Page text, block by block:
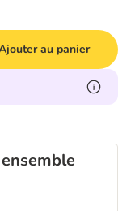
au panier